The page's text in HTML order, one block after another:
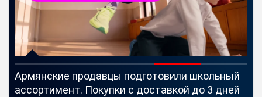
Армянские продавцы подготовили школьный
ассортимент. Покупки с доставкой до 3 дней